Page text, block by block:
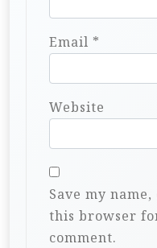
Email *
Website
Save my
this browser
comment.